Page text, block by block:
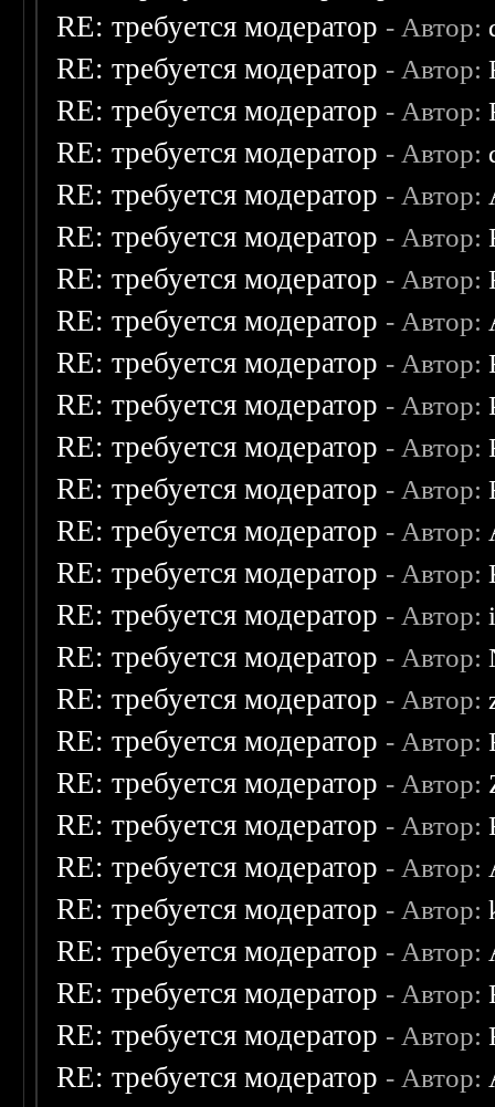
RE: требуется модератор - Автор:
RE: требуется модератор - Автор:
RE: требуется модератор - Автор:
RE: требуется модератор - Автор:
RE: требуется модератор - Автор:
RE: требуется модератор - Автор:
RE: требуется модератор - Автор:
RE: требуется модератор - Автор:
RE: требуется модератор - Автор:
RE: требуется модератор - Автор:
RE: требуется модератор - Автор:
RE: требуется модератор - Автор:
RE: требуется модератор - Автор:
RE: требуется модератор - Автор:
RE: требуется модератор - Автор:
RE: требуется модератор - Автор:
RE: требуется модератор - Автор:
RE: требуется модератор - Автор:
RE: требуется модератор - Автор:
RE: требуется модератор - Автор:
RE: требуется модератор - Автор:
RE: требуется модератор - Автор:
RE: требуется модератор - Автор:
RE: требуется модератор - Автор:
RE: требуется модератор - Автор:
RE: требуется модератор - Автор: